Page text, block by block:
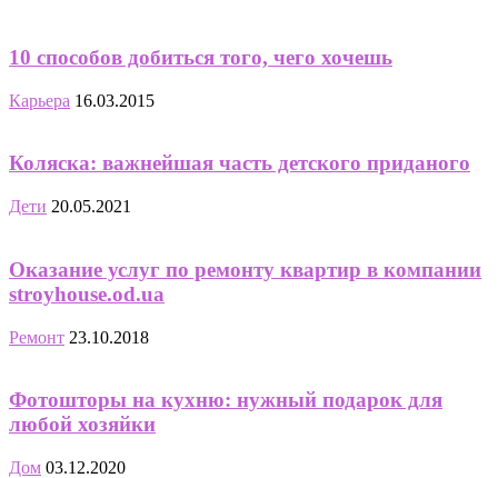
10 способов добиться того, чего хочешь
Карьера 16.03.2015
Коляска: важнейшая часть детского приданого
Дети 20.05.2021
Оказание услуг по ремонту квартир в компании
stroyhouse.od.ua
Ремонт 23.10.2018
Фотошторы на кухню: нужный подарок для
любой хозяйки
Дом 03.12.2020